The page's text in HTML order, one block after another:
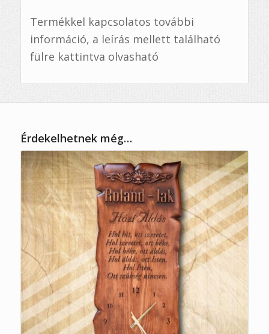
Termékkel kapcsolatos további
információ, a leírás mellett található
fülre kattintva olvasható
Érdekelhetnek még…